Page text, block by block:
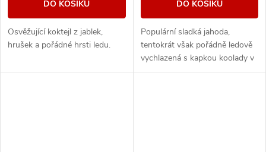
DO KOŠÍKU
Osvěžující koktejl z jablek,
hrušek a pořádné hrsti ledu.
DO KOŠÍKU
Populární sladká jahoda,
tentokrát však pořádně ledově
vychlazená s kapkou koolady v
závěru.